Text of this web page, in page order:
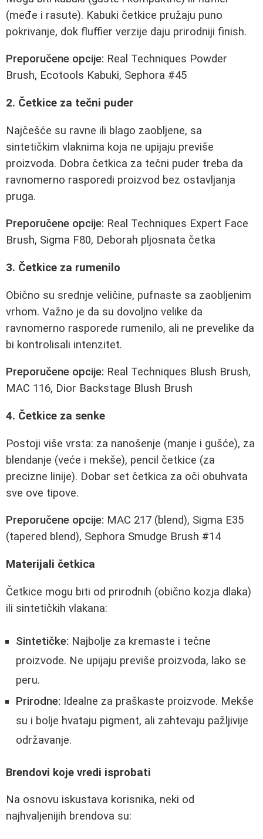
(međe i rasute). Kabuki četkice pružaju puno
pokrivanje, dok fluffier verzije daju prirodniji finish.
Preporučene opcije: Real Techniques Powder
Brush, Ecotools Kabuki, Sephora #45
2. Četkice za tečni puder
Najčešće su ravne ili blago zaobljene, sa
sintetičkim vlaknima koja ne upijaju previše
proizvoda. Dobra četkica za tečni puder treba da
ravnomerno rasporedi proizvod bez ostavljanja
pruga.
Preporučene opcije: Real Techniques Expert Face
Brush, Sigma F80, Deborah pljosnata četka
3. Četkice za rumenilo
Obično su srednje veličine, pufnaste sa zaobljenim
vrhom. Važno je da su dovoljno velike da
ravnomerno rasporede rumenilo, ali ne prevelike da
bi kontrolisali intenzitet.
Preporučene opcije: Real Techniques Blush Brush,
MAC 116, Dior Backstage Blush Brush
4. Četkice za senke
Postoji više vrsta: za nanošenje (manje i gušće), za
blendanje (veće i mekše), pencil četkice (za
precizne linije). Dobar set četkica za oči obuhvata
sve ove tipove.
Preporučene opcije: MAC 217 (blend), Sigma E35
(tapered blend), Sephora Smudge Brush #14
Materijali četkica
Četkice mogu biti od prirodnih (obično kozja dlaka)
ili sintetičkih vlakana:
Sintetičke: Najbolje za kremaste i tečne
proizvode. Ne upijaju previše proizvoda, lako se
peru.
Prirodne: Idealne za praškaste proizvode. Mekše
su i bolje hvataju pigment, ali zahtevaju pažljivije
održavanje.
Brendovi koje vredi isprobati
Na osnovu iskustava korisnika, neki od
najhvaljenijih brendova su: